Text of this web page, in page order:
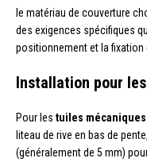
le matériau de couverture
des exigences spécifiques
positionnement et la fixation
Installation pour
Pour les tuiles mécaniques
liteau de rive en bas de
(généralement de 5 mm)